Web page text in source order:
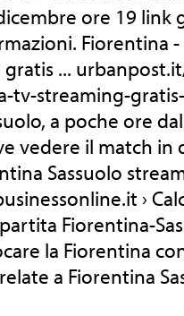
ore 19 link
Fiorentina
...
streaming-
a poche ore
vedere il match in
Sassuolo
›
Fiorentina-
la Fiorentina
a Fiorentina